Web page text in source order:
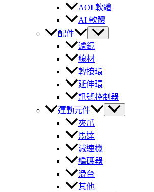
AOI 軟體
AI 軟體
配件
濾鏡
線材
轉接環
延伸環
訊號控制器
運動元件
夾爪
馬達
減速機
編碼器
滑台
其他